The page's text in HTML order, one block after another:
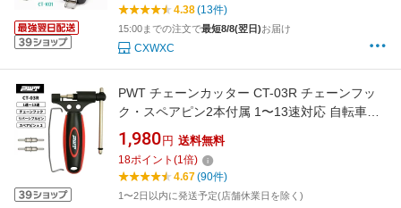
4.38(13件)
15:00までの注文で最短8/8(翌日)お届け
CXWXC
PWT チェーンカッター CT-03R チェーンフッ
ク・スペアピン2本付属 1〜13速対応 自転車用
工具 ロードバイク MTB クロスバイク ピスト
ママチャリ メンテナンス 送料無料
1,980 円 送料無料
18ポイント (1倍)
4.67(90件)
1〜2日以内に発送予定(店舗休業日を除く)